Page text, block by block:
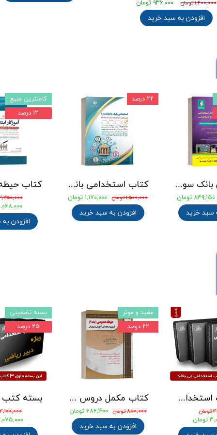
۱,۲۰۰,۰۰۰ تومان ۹۳۶,۰۰۰ تومان
افزودن به سبد خرید
۲,۳۵۰,۰۰۰
۲,۰۶۸,۰۰۰
افزودن
کاملترین منبع
۱۲ درصد
کتاب استخدامی بانک های خصوصی و دولتی (بانکدار) 1404 انتشارات آراه
۱,۵۰۰,۰۰۰ تومان ۱,۱۷۰,۰۰۰ تومان
افزودن به سبد خرید
۲۲ درصد
جامع ترین بانک سوالات استخدامی مهندسی شیمی، پلیمر و پتروشیمی
۸۴۹,۱۵۰ تومان
سبد خرید
۴,۱۰۰,۰۰۰ تومان
۳,۰۷۵,۰۰۰
بسته تضمینی
۲۵ درصد
کتاب مکمل دروس حیطه عمومی ویژه آزمون استخدامی آموزش و پرورش 1405 نشر چهارخونه
۸۸۰,۰۰۰ تومان ۶۸۶,۴۰۰ تومان
افزودن به سبد خرید
مفید و موثر
۲۲ درصد
بسته کتب استخدامی دبیری علوم تجربی - شیمی آزمون آموزش و پرورش 1405